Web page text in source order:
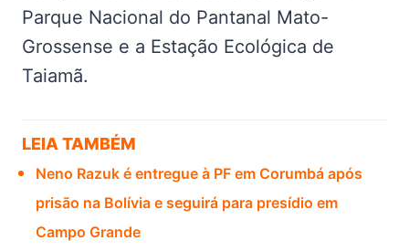
Parque Nacional do Pantanal Mato-
Grossense e a Estação Ecológica de
Taiamã.
LEIA TAMBÉM
Neno Razuk é entregue à PF em Corumbá após
prisão na Bolívia e seguirá para presídio em
Campo Grande